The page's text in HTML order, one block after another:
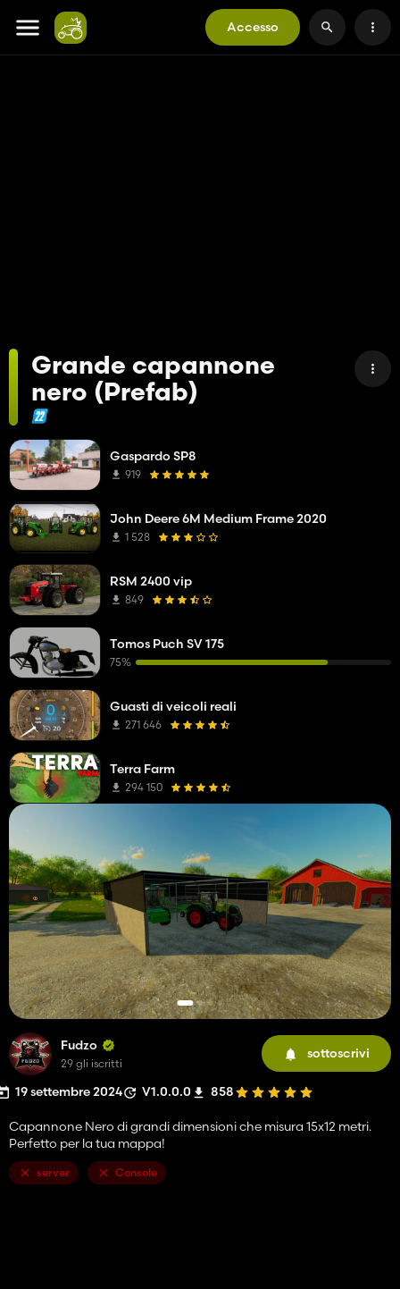
Accesso
Grande capannone
nero (Prefab)
Fudzo
29 gli iscritti
sottoscrivi
19 settembre 2024 V1.0.0.0 858
Capannone Nero di grandi dimensioni che misura 15x12 metri.
Perfetto per la tua mappa!
server Console
Gaspardo SP8
919
John Deere 6M Medium Frame 2020
1 528
RSM 2400 vip
849
Tomos Puch SV 175
75%
Guasti di veicoli reali
271 646
Terra Farm
294 150